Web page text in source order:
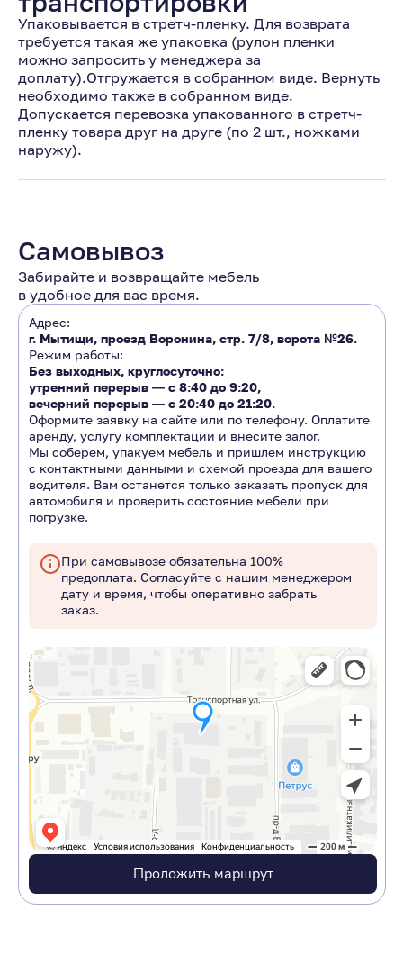
Упаковывается в стретч-пленку. Для возврата
требуется такая же упаковка (рулон пленки
можно запросить у менеджера за
доплату).Отгружается в собранном виде. Вернуть
необходимо также в собранном виде.
Допускается перевозка упакованного в стретч-
пленку товара друг на друге (по 2 шт., ножками
наружу).
Самовывоз
Забирайте и возвращайте мебель
в удобное для вас время.
Адрес:
г. Мытищи, проезд Воронина, стр. 7/8, ворота №26.
Режим работы:
Без выходных, круглосуточно:
утренний перерыв ― с 8:40 до 9:20,
вечерний перерыв ― с 20:40 до 21:20.
Оформите заявку на сайте или по телефону. Оплатите
аренду, услугу комплектации и внесите залог.
Мы соберем, упакуем мебель и пришлем инструкцию
с контактными данными и схемой проезда для вашего
водителя. Вам останется только заказать пропуск для
автомобиля и проверить состояние мебели при
погрузке.
При самовывозе обязательна 100%
предоплата. Согласуйте с нашим менеджером
дату и время, чтобы оперативно забрать
заказ.
Проложить маршрут